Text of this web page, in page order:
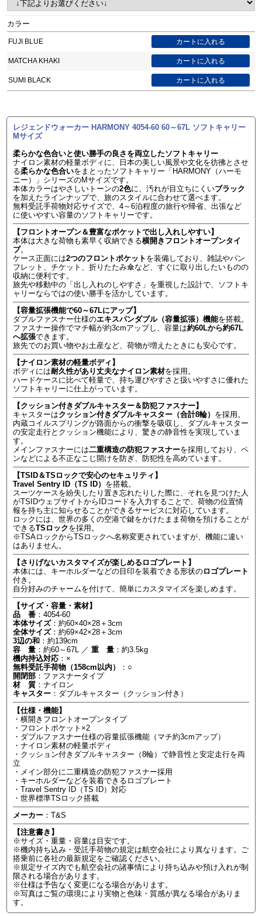
カラー
FUJI BLUE
MATCHA KHAKI
SUMI BLACK
レジェンドウォーカー HARMONY 4054-60 60～67L ソフトキャリー
Mサイズ
柔らかな色合いと使い勝手の良さを両立したソフトキャリー
ナイロン素材の軽量ボディに、日本の美しい風景や文化を彷彿とさせ
る柔らかな色合いをまとったソフトキャリー「HARMONY（ハーモ
ニー）」シリーズのMサイズです。
本体カラーはやさしいトーンの2色に、汚れが目立ちにくいブラック
を加えたラインナップで、旅のスタイルに合わせて選べます。
無料受託手荷物対応サイズで、4～6泊程度の旅行や帰省、出張など
に使いやすい容量のソフトキャリーです。
【フロントオープン＆豊富なポケットで出し入れしやすい】
本体は大きな荷物も素早く収納できる横開きフロントオープンタイ
プ。
ケース正面には2つのフロントポケット を装備しており、雑誌やパン
フレット、チケット、折りたたみ傘など、すぐに取り出したいものの
収納に便利です。
旅先や移動中の「出し入れのしやすさ」を重視した設計で、ソフトキ
ャリーならではの使い勝手を活かしています。
【容量拡張機能で60～67Lにアップ】
ダブルファスナー仕様のエキスパンダブル（容量拡張）機能を搭載。
ファスナー操作でマチ幅が約3cmアップし、容量は約60Lから約67L
へ拡張できます。
旅先でのお買い物やお土産など、荷物が増えたときにも安心です。
【ナイロン素材の軽量ボディ】
ボディには耐久性があり丈夫なナイロン素材を採用。
ハードケースに比べて軽量で、持ち運びやすさと扱いやすさに優れた
ソフトキャリーに仕上がっています。
【クッション付きダブルキャスター＆防犯ファスナー】
キャスターはクッション付きダブルキャスター（合計8輪） を採用。
内蔵コイルスプリングが路面からの衝撃を吸収し、ダブルキャスター
の安定走行とクッション機能により、驚きの静音性を実現していま
す。
メインファスナーには二重構造の防犯ファスナーを採用しており、ペ
ンなどによる不正なこじ開けを防ぎ、防犯性を高めています。
【TSID＆TSロックで安心のセキュリティ】
Travel Sentry ID（TS ID） を搭載。
スーツケースを紛失したり置き忘れたりした際に、それを見つけた人
がTSIDウェブサイトからIDコードを入力することで、荷物の位置情
報を持ち主に知らせることができるサービスに対応しています。
ロックには、世界の多くの空港で鍵をかけたまま荷物を預けることが
できるTSロックを採用。
※TSAロックからTSロックへ名称変更されていますが、機能に違い
はありません。
【さりげないカスタマイズが楽しめるロゴプレート】
本体には、キーホルダーなどの目印を装着できる形状のロゴプレート
付き。
自分好みのチャームを付けて、簡単にカスタマイズを楽しめます。
【サイズ・容量・素材】
品 番 ：4054-60
本体サイズ：約60×40×28＋3cm
全体サイズ：約69×42×28＋3cm
3辺の和 ：約139cm
容 量 ：約60～67L ／重 量 ：約3.5kg
機内持込対応 ：×
無料受託手荷物（158cm以内）
：○
開閉部 ：ファスナータイプ
材 質 ：ナイロン
キャスター ：ダブルキャスター（クッション付き）
【仕様・機能】
・横開きフロントオープンタイプ
・フロントポケット×2
・ダブルファスナー仕様の容量拡張機能（マチ約3cmアップ）
・ナイロン素材の軽量ボディ
・クッション付きダブルキャスター（8輪）で静音性と安定走行を両
立
・メイン部分に二重構造の防犯ファスナー採用
・キーホルダーなどを装着できるロゴプレート
・Travel Sentry ID（TS ID）対応
・世界標準TSロック搭載
メーカー ：T&S
【注意書き】
※サイズ・重量・容量は目安です。
※機内持ち込み・受託手荷物の規定は航空会社により異なります。ご
搭乗前に各社の最新規定をご確認ください。
※規定サイズ内でも航空会社の諸事情により持ち込みや預け入れが制
限される場合があります。
※仕様は予告なく変更になる場合があります。
※写真はご覧の環境により実物と色味・質感が異なる場合がありま
す。